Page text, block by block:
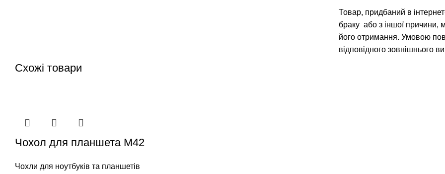
Товар, придбаний в
браку або з іншої причини,
його отримання. Умовою
відповідного зовнішнього
Схожі товари
Чохол для планшета М42
Чохли для ноутбуків та планшетів